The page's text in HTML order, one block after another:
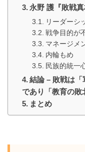
永野 護『敗戦
リーダーシ
戦争目的が
マネージメ
内輪もめ
民族的統一
結論 – 敗戦は「
であり「教育の敗
まとめ